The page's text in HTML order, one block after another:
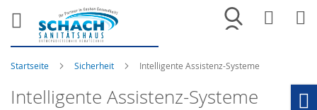
Merkliste
Startseite Sicherheit Intelligente Assistenz-Systeme
Intelligente Assistenz-Systeme